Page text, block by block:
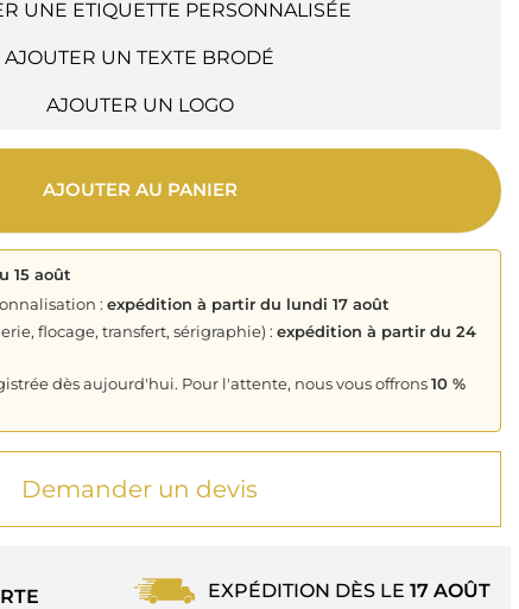
UNE ETIQUETTE PERSONNALISÉE
AJOUTER UN TEXTE BRODÉ
AJOUTER UN LOGO
AJOUTER AU PANIER
15 août
: expédition à partir du lundi 17 août
flocage, transfert, sérigraphie) : expédition à partir du 24
dès aujourd'hui. Pour l'attente, nous vous offrons10 %
Demander un devis
EXPÉDITION DÈS LE 17 AOÛT